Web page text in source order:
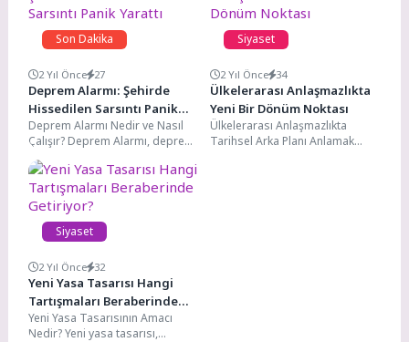
Son Dakika
2 Yıl Önce 27
Deprem Alarmı: Şehirde
Hissedilen Sarsıntı Panik
Yarattı
Deprem Alarmı Nedir ve Nasıl
Çalışır? Deprem Alarmı, deprem
anında insanların güvenliğini
sağlamak amacıyla geliştirilen...
Siyaset
2 Yıl Önce 34
Ülkelerarası Anlaşmazlıkta
Yeni Bir Dönüm Noktası
Ülkelerarası Anlaşmazlıkta
Tarihsel Arka Planı Anlamak
Siyaset
2 Yıl Önce 32
Yeni Yasa Tasarısı Hangi
Tartışmaları Beraberinde
Getiriyor?
Yeni Yasa Tasarısının Amacı
Nedir? Yeni yasa tasarısı,